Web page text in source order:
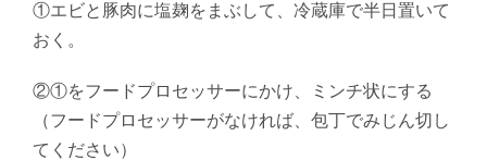
①エビと豚肉に塩麹をまぶして、冷蔵庫で半日置いて
おく。
②①をフードプロセッサーにかけ、ミンチ状にする
（フードプロセッサーがなければ、包丁でみじん切し
てください）